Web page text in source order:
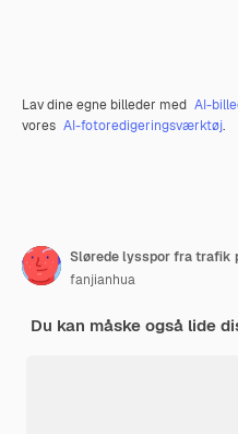
Lav dine egne billeder med AI-
vores AI-fotoredigeringsværktøj.
Slørede lysspor fra trafik
fanjianhua
Du kan måske også lide